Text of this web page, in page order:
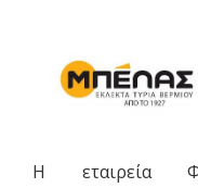
Η εταιρεία